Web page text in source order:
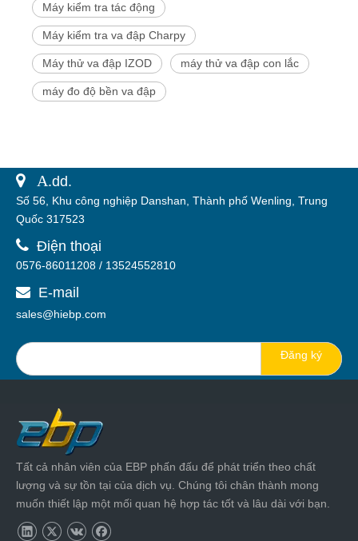
Máy kiểm tra tác động
Máy kiểm tra va đập Charpy
Máy thử va đập IZOD máy thử va đập con lắc
máy đo độ bền va đập
 A.dd.
Số 56, Khu công nghiệp Danshan, Thành phố Wenling, Trung
Quốc 317523
 Điện thoại
0576-86011208 / 13524552810
 E-mail
sales@hiebp.com
Đăng ký
Tất cả nhân viên của EBP phấn đấu để phát triển theo chất
lượng và sự tồn tại của dịch vụ. Chúng tôi chân thành mong
muốn thiết lập một mối quan hệ hợp tác tốt và lâu dài với bạn.